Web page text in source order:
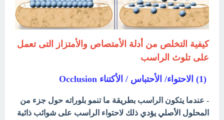
كيفية التخلص من أدلة الأمتصاص والأمتزاز التى تعمل
على تلوث الراسب
(1) الاحتواء/ الأحتباس / الأكتناء Occlusion
- عندما يتكون الراسب بطريقة ما تنمو بلوراته حول جزء من
المحلول الأصلي يؤدي ذلك لاحتواء الراسب على شوائب ذائبة